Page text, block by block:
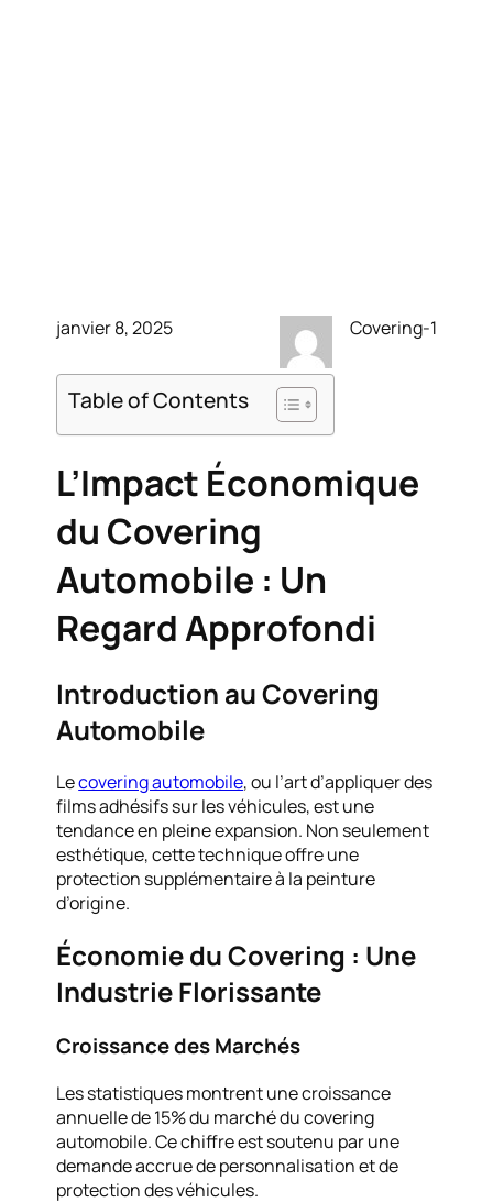
janvier 8, 2025 Covering-1
Table of Contents
L’Impact Économique
du Covering
Automobile : Un
Regard Approfondi
Introduction au Covering
Automobile
Lecovering automobile, ou l’art d’appliquer des
films adhésifs sur les véhicules, est une
tendance en pleine expansion. Non seulement
esthétique, cette technique offre une
protection supplémentaire à la peinture
d’origine.
Économie du Covering : Une
Industrie Florissante
Croissance des Marchés
Les statistiques montrent une croissance
annuelle de 15% du marché du covering
automobile. Ce chiffre est soutenu par une
demande accrue de personnalisation et de
protection des véhicules.